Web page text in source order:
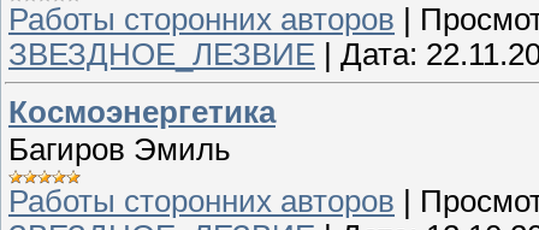
Работы сторонних авторов
ЗВЕЗДНОЕ_ЛЕЗВИЕ
Дата:
Космоэнергетика
Багиров Эмиль
Работы сторонних авторов |